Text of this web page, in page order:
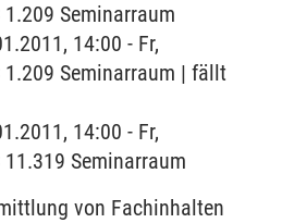
Seminarraum
14:00 - Fr,
Seminarraum | fällt
14:00 - Fr,
Seminarraum
von Fachinhalten